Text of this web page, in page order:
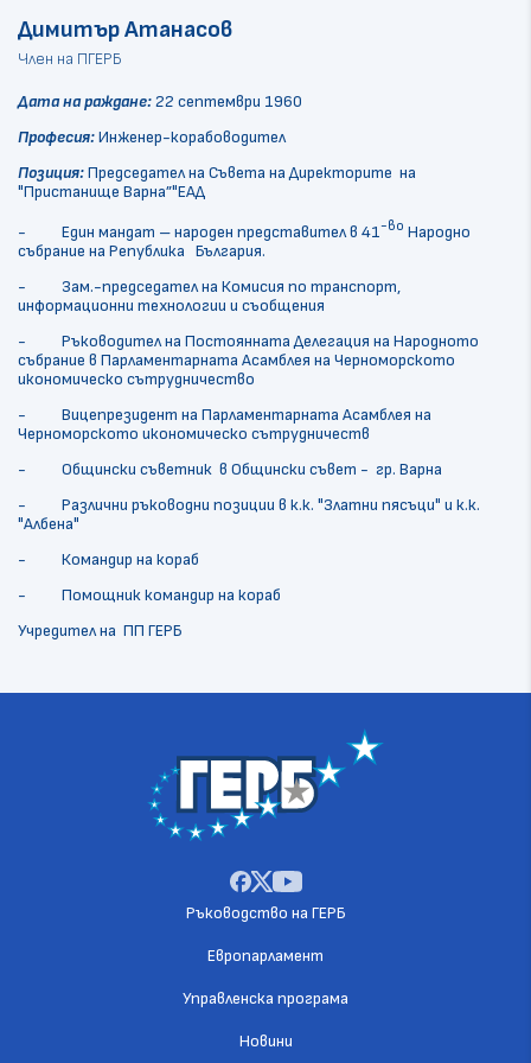
Димитър Атанасов
Член на ПГЕРБ
Дата на раждане:22 септември 1960
Професия:Инженер-корабоводител
Позиция:Председател на Съвета на Директорите на
"Пристанище Варна”"ЕАД
- Един мандат – народен представител в 41-во Народно
събрание на Република България.
- Зам.-председател на Комисия по транспорт,
информационни технологии и съобщения
- Ръководител на Постоянната Делегация на Народното
събрание в Парламентарната Асамблея на Черноморското
икономическо сътрудничество
- Вицепрезидент на Парламентарната Асамблея на
Черноморското икономическо сътрудничеств
- Общински съветник в Общински съвет - гр. Варна
- Различни ръководни позиции в к.к. "Златни пясъци" и к.к.
"Албена"
- Командир на кораб
- Помощник командир на кораб
Учредител на ПП ГЕРБ
Ръководство на ГЕРБ
Европарламент
Управленска програма
Новини